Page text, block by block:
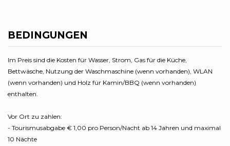
BEDINGUNGEN
Im Preis sind die Kosten für Wasser, Strom, Gas für die Küche,
Bettwäsche, Nutzung der Waschmaschine (wenn vorhanden), WLAN
(wenn vorhanden) und Holz für Kamin/BBQ (wenn vorhanden)
enthalten.
Vor Ort zu zahlen:
- Tourismusabgabe € 1,00 pro Person/Nacht ab 14 Jahren und maximal
10 Nächte